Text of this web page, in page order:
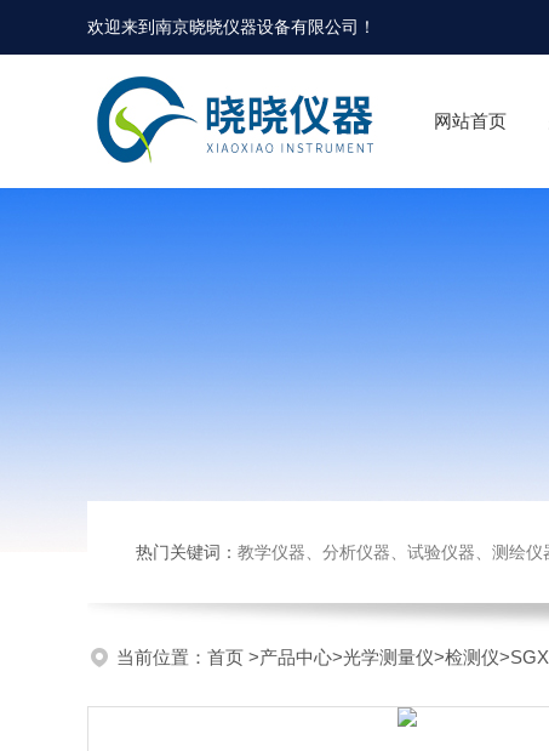
欢迎来到南京晓晓仪器设备有限公司 ！
网站首页
热门关键词： 教学仪器、分析仪器、试验仪器、测绘仪器、玻
当前位置： 首页 >产品中心>光学测量仪>检测仪